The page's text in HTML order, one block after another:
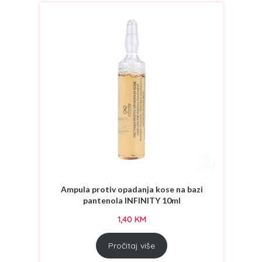
SHEA MIRACLES
(2)
Ampula protiv opadanja kose na bazi
pantenola INFINITY 10ml
1,40 KM
Pročitaj više